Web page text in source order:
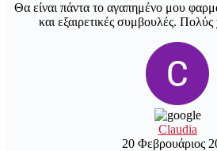
Θα είναι πάντα το αγαπημένο μου
και εξαιρετικές συμβουλές. Πολύς
Claudia
20 Φεβρουάριος